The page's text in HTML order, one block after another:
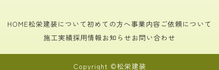
HOME松栄建装について 初めての方へ事業内容 ご依頼について
施工実績採用情報お知らせ お問い合わせ
Copyright ©松栄建装